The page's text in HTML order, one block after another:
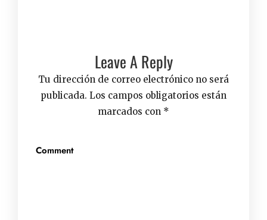
Leave A Reply
Tu dirección de correo electrónico no será
publicada. Los campos obligatorios están
marcados con *
Comment